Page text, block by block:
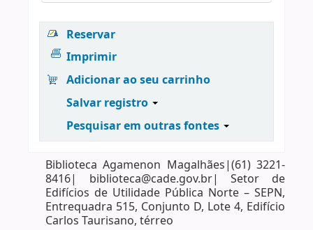
Reservar
Imprimir
Adicionar ao seu carrinho
Salvar registro
Pesquisar em outras fontes
Biblioteca Agamenon Magalhães|(61) 3221-
8416| biblioteca@cade.gov.br| Setor de
Edifícios de Utilidade Pública Norte – SEPN,
Entrequadra 515, Conjunto D, Lote 4, Edifício
Carlos Taurisano, térreo